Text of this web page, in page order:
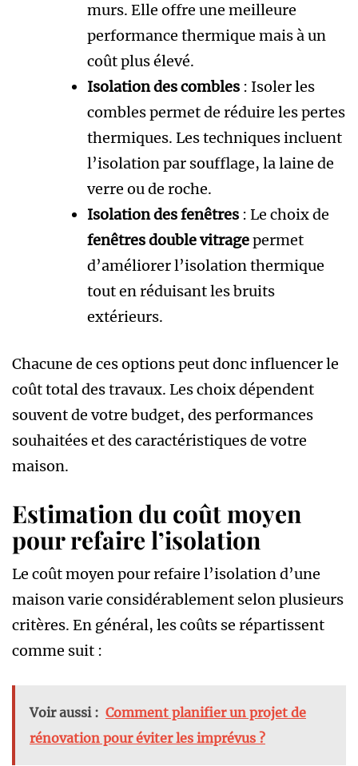
murs. Elle offre une meilleure
performance thermique mais à un
coût plus élevé.
Isolation des combles : Isoler les
combles permet de réduire les pertes
thermiques. Les techniques incluent
l’isolation par soufflage, la laine de
verre ou de roche.
Isolation des fenêtres : Le choix de
fenêtres double vitragepermet
d’améliorer l’isolation thermique
tout en réduisant les bruits
extérieurs.
Chacune de ces options peut donc influencer le
coût total des travaux. Les choix dépendent
souvent de votre budget, des performances
souhaitées et des caractéristiques de votre
maison.
Estimation du coût moyen
pour refaire l’isolation
Le coût moyen pour refaire l’isolation d’une
maison varie considérablement selon plusieurs
critères. En général, les coûts se répartissent
comme suit :
Voir aussi : Comment planifier un projet de
rénovation pour éviter les imprévus ?